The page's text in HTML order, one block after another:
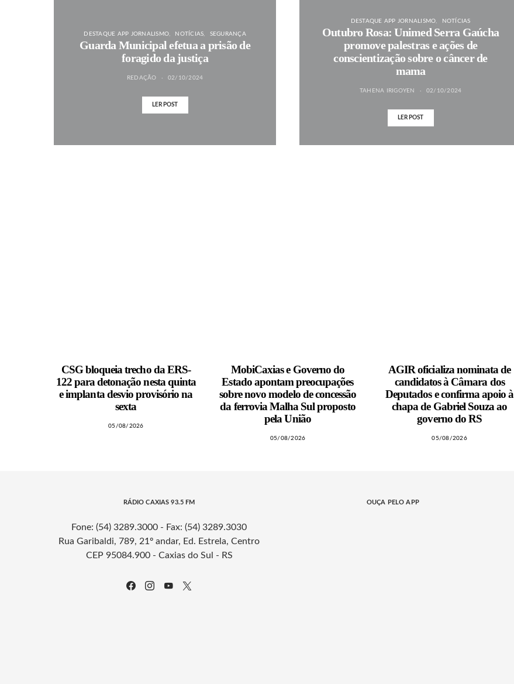
DESTAQUE APP JORNALISMO NOTÍCIAS SEGURANÇA
Guarda Municipal efetua a prisão de
foragido da justiça
REDAÇÃO 02/10/2024
LER POST
DESTAQUE APP JORNALISMO NOTÍCIAS
Outubro Rosa: Unimed Serra Gaúcha
promove palestras e ações de
conscientização sobre o câncer de
mama
TAHENA IRIGOYEN 02/10/2024
LER POST
CSG bloqueia trecho da ERS-
122 para detonação nesta quinta
e implanta desvio provisório na
sexta
05/08/2026
MobiCaxias e Governo do
Estado apontam preocupações
sobre novo modelo de concessão
da ferrovia Malha Sul proposto
pela União
05/08/2026
AGIR oficializa nominata de
candidatos à Câmara dos
Deputados e confirma apoio à
chapa de Gabriel Souza ao
governo do RS
05/08/2026
RÁDIO CAXIAS 93.5 FM
Fone: (54) 3289.3000 - Fax: (54) 3289.3030
Rua Garibaldi, 789, 21º andar, Ed. Estrela, Centro
CEP 95084.900 - Caxias do Sul - RS
OUÇA PELO APP